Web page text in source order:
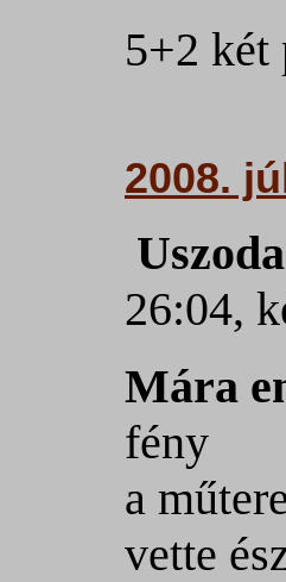
5+2 két
2008.
Uszoda
26:04,
Mára
fény
a
vette